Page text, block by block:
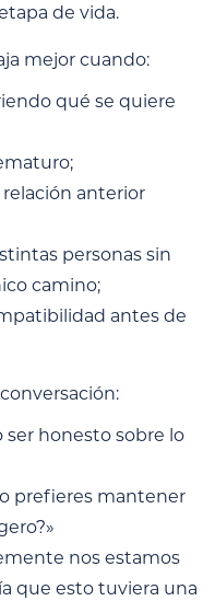
de vida.
mejor cuando:
qué se quiere
anterior
personas sin
camino;
antes de
ser honesto sobre lo
o prefieres mantener
nos estamos
que esto tuviera una